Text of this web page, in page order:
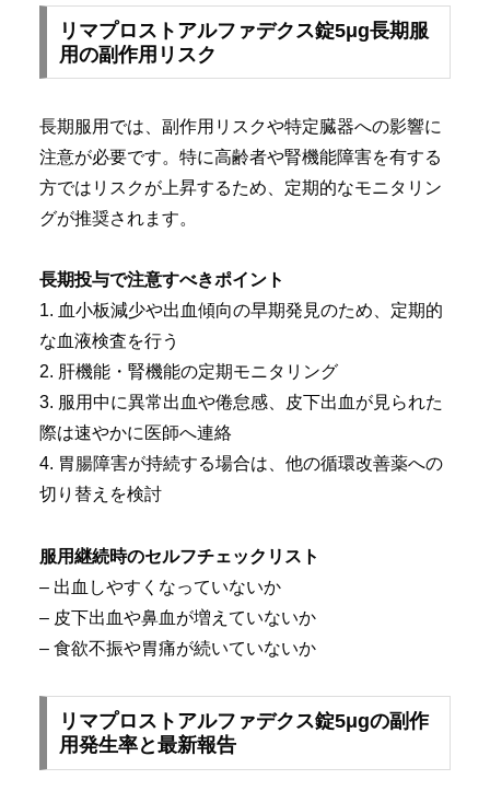
リマプロストアルファデクス錠5μg長期服
用の副作用リスク
長期服用では、副作用リスクや特定臓器への影響に
注意が必要です。特に高齢者や腎機能障害を有する
方ではリスクが上昇するため、定期的なモニタリン
グが推奨されます。
長期投与で注意すべきポイント
1. 血小板減少や出血傾向の早期発見のため、定期的
な血液検査を行う
2. 肝機能・腎機能の定期モニタリング
3. 服用中に異常出血や倦怠感、皮下出血が見られた
際は速やかに医師へ連絡
4. 胃腸障害が持続する場合は、他の循環改善薬への
切り替えを検討
服用継続時のセルフチェックリスト
– 出血しやすくなっていないか
– 皮下出血や鼻血が増えていないか
– 食欲不振や胃痛が続いていないか
リマプロストアルファデクス錠5μgの副作
用発生率と最新報告